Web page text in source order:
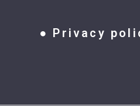
Privacy